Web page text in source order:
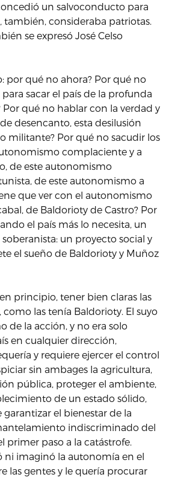
un salvoconducto para
también, consideraba patriotas.
se expresó José Celso
por qué no ahora? Por qué no
sacar el país de la profunda
Por qué no hablar con la verdad y
desencanto, esta desilusión
militante? Por qué no sacudir los
complaciente y a
de este autonomismo
de este autonomismo a
que ver con el autonomismo
de Baldorioty de Castro? Por
el país más lo necesita, un
un proyecto social y
el sueño de Baldorioty y Muñoz
principio, tener bien claras las
como las tenía Baldorioty. El suyo
de la acción, y no era solo
en cualquier dirección,
y requiere ejercer el control
sin ambages la agricultura,
pública, proteger el ambiente,
de un estado sólido,
garantizar el bienestar de la
indiscriminado del
primer paso a la catástrofe.
ni imaginó la autonomía en el
las gentes y le quería procurar